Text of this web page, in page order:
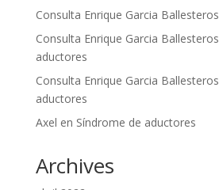
Consulta Enrique Garcia Ballesteros
Consulta Enrique Garcia Ballesteros
aductores
Consulta Enrique Garcia Ballesteros
aductores
Axel en Síndrome de aductores
Archives